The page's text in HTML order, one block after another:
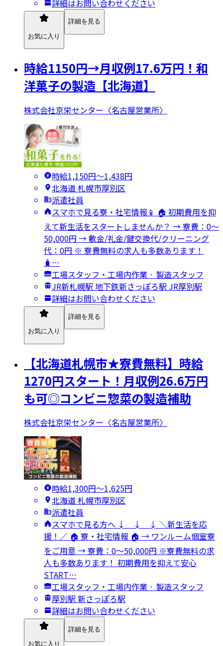
詳細はお問い合わせください
お気に入り
詳細を見る
時給1150円→月収例17.6万円！和
洋菓子の製造【北海道】
株式会社京栄センター〈名古屋営業所〉
時給1,150円〜1,438円
北海道 札幌市厚別区
派遣社員
スマホで見る寮・社宅情報📱 🏠 初期費用を抑
えて新生活をスタートしませんか？ → 寮費：0～
50,000円 → 敷金/礼金/鍵交換代/クリーニング
代：0円 ※ 寮費無料の求人も多数あります！
🧳…
工場スタッフ・工場内作業 · 製造スタッフ
JR新札幌駅 地下鉄新さっぽろ駅 JR厚別駅
詳細はお問い合わせください
お気に入り
詳細を見る
【北海道札幌市★寮費無料】時給
1270円スタート！月収例26.6万円
も可◎コンビニ惣菜の製造補助
株式会社京栄センター〈名古屋営業所〉
時給1,300円〜1,625円
北海道 札幌市厚別区
派遣社員
スマホで見る方へ ↓ ↓ ↓ ＼新生活を応
援！／ 🏠 寮・社宅情報 🏠 → ワンルーム個室寮
をご用意 → 寮費：0～50,000円 ※寮費無料の求
人も多数あります！ 初期費用を抑えて安心
START…
工場スタッフ・工場内作業 · 製造スタッフ
厚別駅 新さっぽろ駅
詳細はお問い合わせください
お気に入り
詳細を見る